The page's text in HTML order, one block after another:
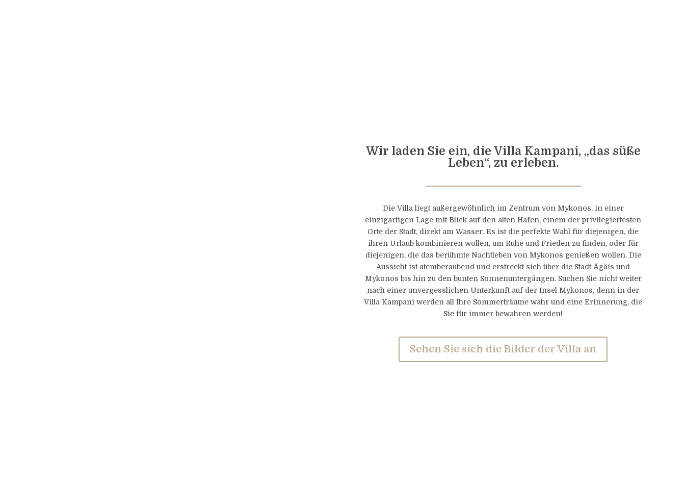
Wir laden Sie ein, die Villa Kampani, „das süße
Leben“, zu erleben.
Die Villa liegt außergewöhnlich im Zentrum von Mykonos, in einer
einzigartigen Lage mit Blick auf den alten Hafen, einem der privilegiertesten
Orte der Stadt, direkt am Wasser. Es ist die perfekte Wahl für diejenigen, die
ihren Urlaub kombinieren wollen, um Ruhe und Frieden zu finden, oder für
diejenigen, die das berühmte Nachtleben von Mykonos genießen wollen. Die
Aussicht ist atemberaubend und erstreckt sich über die Stadt Ägäis und
Mykonos bis hin zu den bunten Sonnenuntergängen. Suchen Sie nicht weiter
nach einer unvergesslichen Unterkunft auf der Insel Mykonos, denn in der
Villa Kampani werden all Ihre Sommerträume wahr und eine Erinnerung, die
Sie für immer bewahren werden!
Sehen Sie sich die Bilder der Villa an